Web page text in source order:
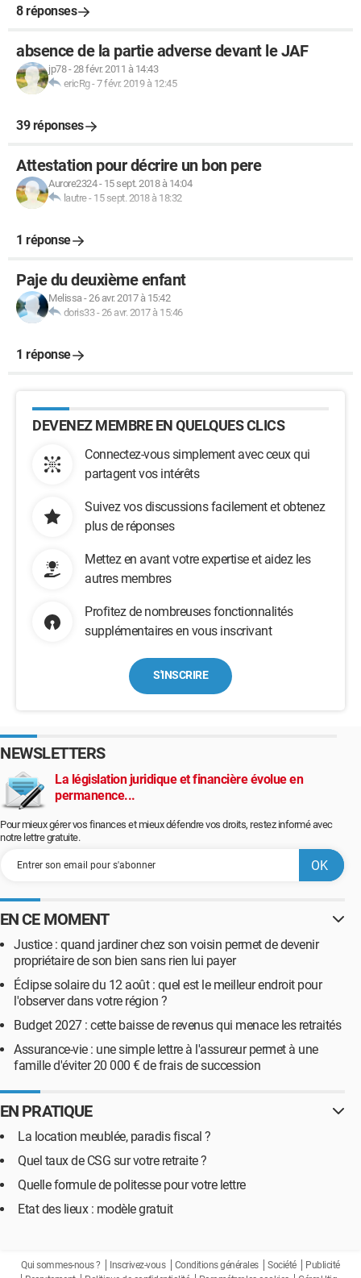
8 réponses
absence de la partie adverse devant le JAF
jp78-28 févr. 2011 à 14:43
ericRg-7 févr. 2019 à 12:45
39 réponses
Attestation pour décrire un bon pere
Aurore2324- 15 sept. 2018 à 14:04
lautre- 15 sept. 2018 à 18:32
1 réponse
Paje du deuxième enfant
Melissa-26 avr. 2017 à 15:42
doris33-26 avr. 2017 à 15:46
1 réponse
DEVENEZ MEMBRE EN QUELQUES CLICS
Connectez-vous simplement avec ceux qui
partagent vos intérêts
Suivez vos discussions facilement et obtenez
plus de réponses
Mettez en avant votre expertise et aidez les
autres membres
Profitez de nombreuses fonctionnalités
supplémentaires en vous inscrivant
S'INSCRIRE
NEWSLETTERS
La législation juridique et financière évolue en
permanence...
Pour mieux gérer vos finances et mieux défendre vos droits, restez informé avec
notre lettre gratuite.
EN CE MOMENT
Justice : quand jardiner chez son voisin permet de devenir
propriétaire de son bien sans rien lui payer
Éclipse solaire du 12 août : quel est le meilleur endroit pour
l'observer dans votre région ?
Budget 2027 : cette baisse de revenus qui menace les retraités
Assurance-vie : une simple lettre à l'assureur permet à une
famille d'éviter 20 000 € de frais de succession
EN PRATIQUE
La location meublée, paradis fiscal ?
Quel taux de CSG sur votre retraite ?
Quelle formule de politesse pour votre lettre
Etat des lieux : modèle gratuit
Qui sommes-nous ? Inscrivez-vous Conditions générales Société
Publicité